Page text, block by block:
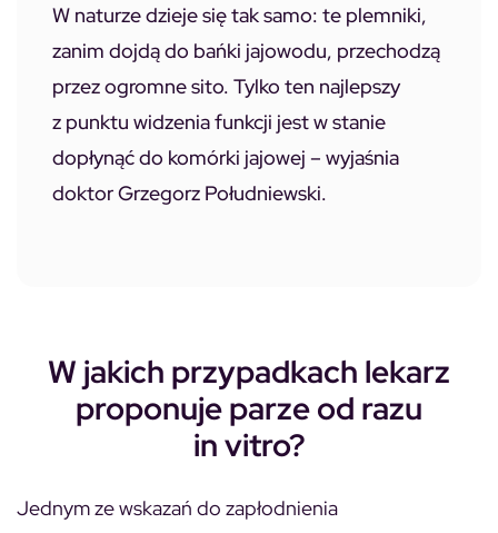
W naturze dzieje się tak samo: te plemniki,
zanim dojdą do bańki jajowodu, przechodzą
przez ogromne sito. Tylko ten najlepszy
z punktu widzenia funkcji jest w stanie
dopłynąć do komórki jajowej – wyjaśnia
doktor Grzegorz Południewski.
W jakich przypadkach lekarz
proponuje parze od razu
in vitro?
Jednym ze wskazań do zapłodnienia